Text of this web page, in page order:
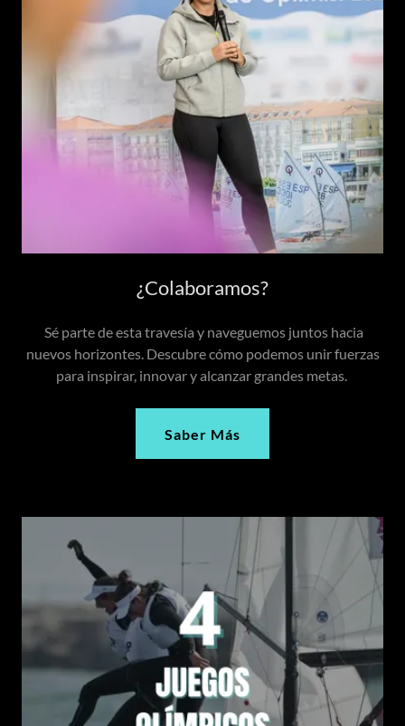
¿Colaboramos?
Sé parte de esta travesía y naveguemos juntos hacia
nuevos horizontes. Descubre cómo podemos unir fuerzas
para inspirar, innovar y alcanzar grandes metas.
Saber Más